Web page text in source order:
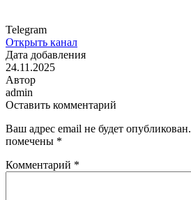
Telegram
Открыть канал
Дата добавления
24.11.2025
Автор
admin
Оставить комментарий
Ваш адрес email не будет опубликован.
помечены *
Комментарий *